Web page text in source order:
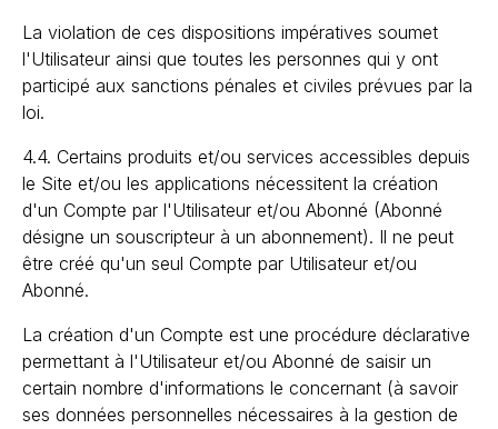
La violation de ces dispositions impératives soumet
l'Utilisateur ainsi que toutes les personnes qui y ont
participé aux sanctions pénales et civiles prévues par la
loi.
4.4. Certains produits et/ou services accessibles depuis
le Site et/ou les applications nécessitent la création
d'un Compte par l'Utilisateur et/ou Abonné (Abonné
désigne un souscripteur à un abonnement). Il ne peut
être créé qu'un seul Compte par Utilisateur et/ou
Abonné.
La création d'un Compte est une procédure déclarative
permettant à l'Utilisateur et/ou Abonné de saisir un
certain nombre d'informations le concernant (à savoir
ses données personnelles nécessaires à la gestion de